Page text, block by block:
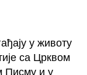
у животу
са Црквом
Писму и у